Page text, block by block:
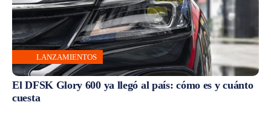
LANZAMIENTOS
El DFSK Glory 600 ya llegó al país: cómo es y cuánto
cuesta